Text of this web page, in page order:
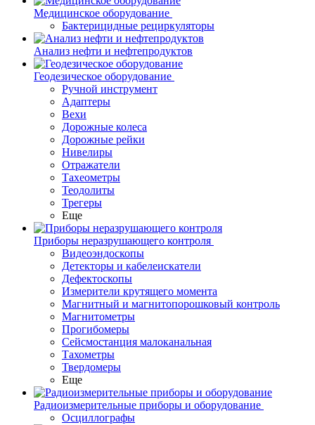
Медицинское оборудование
Бактерицидные рециркуляторы
Анализ нефти и нефтепродуктов
Геодезическое оборудование
Ручной инструмент
Адаптеры
Вехи
Дорожные колеса
Дорожные рейки
Нивелиры
Отражатели
Тахеометры
Теодолиты
Трегеры
Еще
Приборы неразрушающего контроля
Видеоэндоскопы
Детекторы и кабелеискатели
Дефектоскопы
Измерители крутящего момента
Магнитный и магнитопорошковый контроль
Магнитометры
Прогибомеры
Сейсмостанция малоканальная
Тахометры
Твердомеры
Еще
Радиоизмерительные приборы и оборудование
Осциллографы